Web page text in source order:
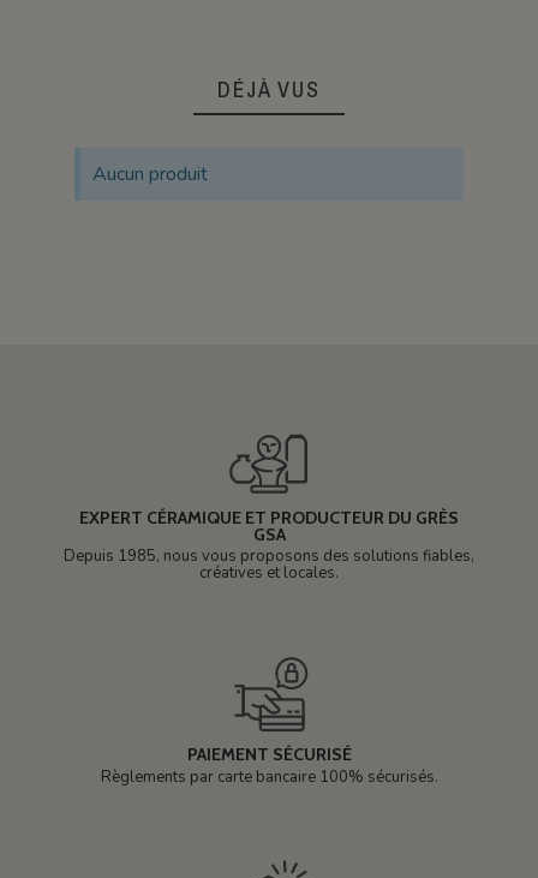
DÉJÀ VUS
Aucun produit
EXPERT CÉRAMIQUE ET PRODUCTEUR DU GRÈS
GSA
Depuis 1985, nous vous proposons des solutions fiables,
créatives et locales.
PAIEMENT SÉCURISÉ
Règlements par carte bancaire 100% sécurisés.